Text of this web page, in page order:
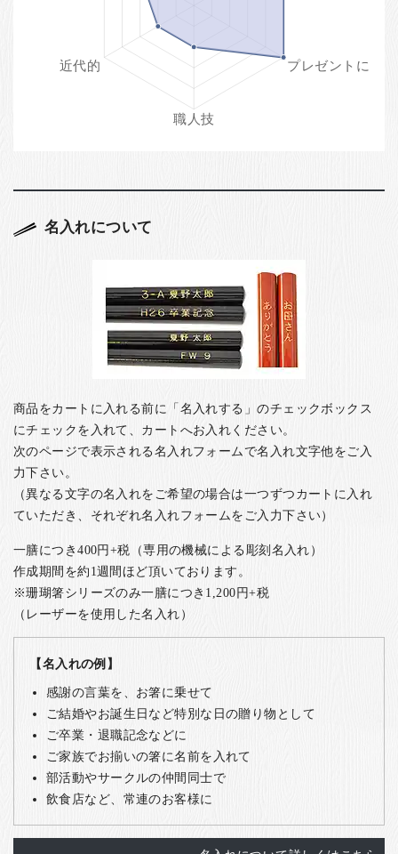
名入れについて
商品をカートに入れる前に「名入れする」のチェックボックス
にチェックを入れて、カートへお入れください。
次のページで表示される名入れフォームで名入れ文字他をご入
力下さい。
（異なる文字の名入れをご希望の場合は一つずつカートに入れ
ていただき、それぞれ名入れフォームをご入力下さい）
一膳につき400円+税（専用の機械による彫刻名入れ）
作成期間を約1週間ほど頂いております。
※珊瑚箸シリーズのみ一膳につき1,200円+税
（レーザーを使用した名入れ）
【名入れの例】
感謝の言葉を、お箸に乗せて
ご結婚やお誕生日など特別な日の贈り物として
ご卒業・退職記念などに
ご家族でお揃いの箸に名前を入れて
部活動やサークルの仲間同士で
飲食店など、常連のお客様に